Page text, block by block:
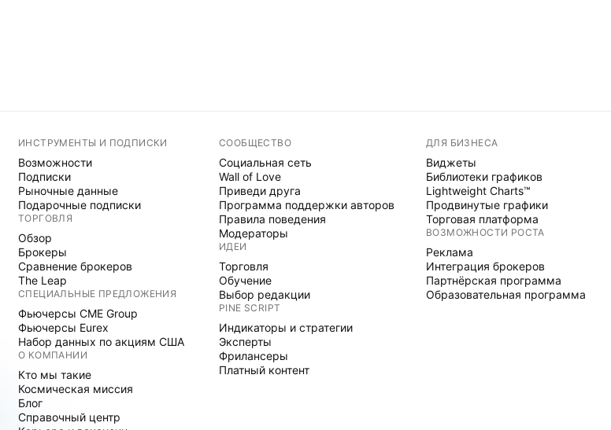
ИНСТРУМЕНТЫ И ПОДПИСКИ
Возможности
Подписки
Рыночные данные
Подарочные подписки
ТОРГОВЛЯ
Обзор
Брокеры
Сравнение брокеров
The Leap
СПЕЦИАЛЬНЫЕ ПРЕДЛОЖЕНИЯ
Фьючерсы CME Group
Фьючерсы Eurex
Набор данных по акциям США
О КОМПАНИИ
Кто мы такие
Космическая миссия
Блог
Справочный центр
СООБЩЕСТВО
Социальная сеть
Wall of Love
Приведи друга
Программа поддержки авторов
Правила поведения
Модераторы
ИДЕИ
Торговля
Обучение
Выбор редакции
PINE SCRIPT
Индикаторы и стратегии
Эксперты
Фрилансеры
Платный контент
ДЛЯ БИЗНЕСА
Виджеты
Библиотеки графиков
Lightweight Charts™
Продвинутые графики
Торговая платформа
ВОЗМОЖНОСТИ РОСТА
Реклама
Интеграция брокеров
Партнёрская программа
Образовательная программа